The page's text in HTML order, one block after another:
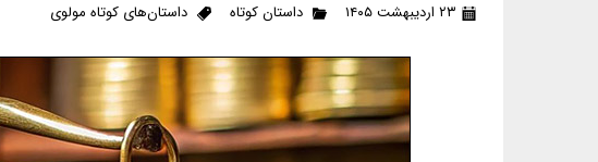
۲۳ اردیبهشت ۱۴۰۵ داستان کوتاه داستان‌های کوتاه مولوی